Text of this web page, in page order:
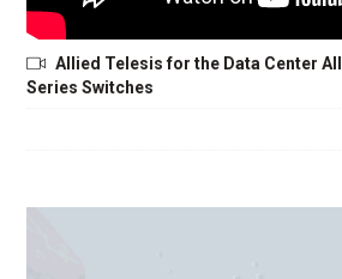
Allied Telesis for the Data Center
Series Switches